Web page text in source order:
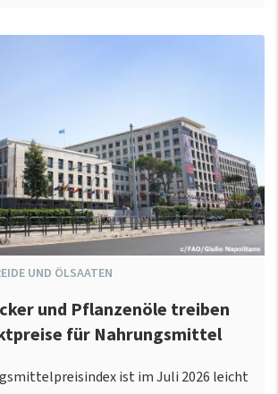
UND ÖLSAATEN
und Pflanzenöle treiben
für Nahrungsmittel
ist im Juli 2026 leicht